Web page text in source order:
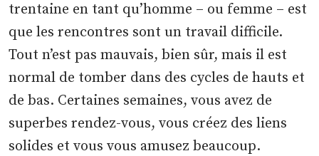
trentaine en tant qu’homme – ou femme – est
que les rencontres sont un travail difficile.
Tout n’est pas mauvais, bien sûr, mais il est
normal de tomber dans des cycles de hauts et
de bas. Certaines semaines, vous avez de
superbes rendez-vous, vous créez des liens
solides et vous vous amusez beaucoup.